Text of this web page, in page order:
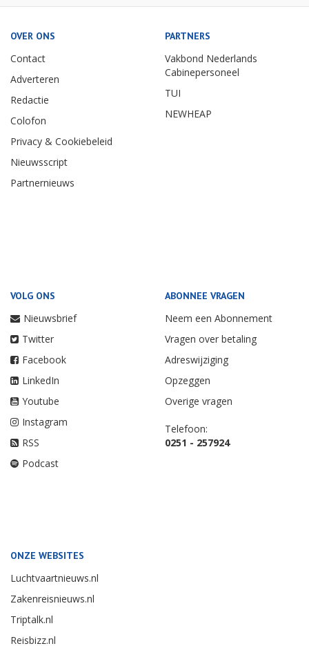
OVER ONS
Contact
Adverteren
Redactie
Colofon
Privacy & Cookiebeleid
Nieuwsscript
Partnernieuws
PARTNERS
Vakbond Nederlands
Cabinepersoneel
TUI
NEWHEAP
VOLG ONS
Nieuwsbrief
Twitter
Facebook
LinkedIn
Youtube
Instagram
RSS
Podcast
ABONNEE VRAGEN
Neem een Abonnement
Vragen over betaling
Adreswijziging
Opzeggen
Overige vragen
Telefoon:
0251 - 257924
ONZE WEBSITES
Luchtvaartnieuws.nl
Zakenreisnieuws.nl
Triptalk.nl
Reisbizz.nl